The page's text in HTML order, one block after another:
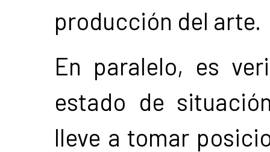
producción del arte.
En paralelo, es
estado de
lleve a tomar